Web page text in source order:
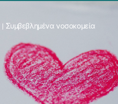
Συμβεβλημένα νοσοκομεία